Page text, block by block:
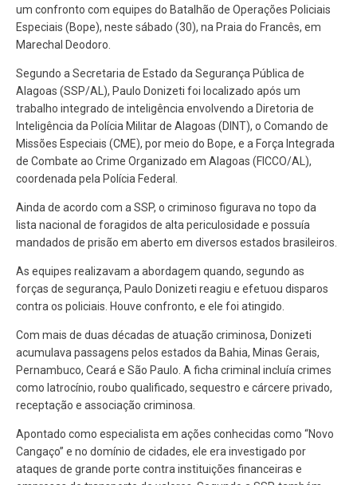
um confronto com equipes do Batalhão de Operações Policiais
Especiais (Bope), neste sábado (30), na Praia do Francês, em
Marechal Deodoro.
Segundo a Secretaria de Estado da Segurança Pública de
Alagoas (SSP/AL), Paulo Donizeti foi localizado após um
trabalho integrado de inteligência envolvendo a Diretoria de
Inteligência da Polícia Militar de Alagoas (DINT), o Comando de
Missões Especiais (CME), por meio do Bope, e a Força Integrada
de Combate ao Crime Organizado em Alagoas (FICCO/AL),
coordenada pela Polícia Federal.
Ainda de acordo com a SSP, o criminoso figurava no topo da
lista nacional de foragidos de alta periculosidade e possuía
mandados de prisão em aberto em diversos estados brasileiros.
As equipes realizavam a abordagem quando, segundo as
forças de segurança, Paulo Donizeti reagiu e efetuou disparos
contra os policiais. Houve confronto, e ele foi atingido.
Com mais de duas décadas de atuação criminosa, Donizeti
acumulava passagens pelos estados da Bahia, Minas Gerais,
Pernambuco, Ceará e São Paulo. A ficha criminal incluía crimes
como latrocínio, roubo qualificado, sequestro e cárcere privado,
receptação e associação criminosa.
Apontado como especialista em ações conhecidas como “Novo
Cangaço” e no domínio de cidades, ele era investigado por
ataques de grande porte contra instituições financeiras e